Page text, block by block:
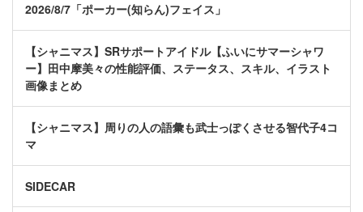
2026/8/7「ポーカー(知らん)フェイス」
【シャニマス】SRサポートアイドル【ふいにサマーシャワ
ー】田中摩美々の性能評価、ステータス、スキル、イラスト
画像まとめ
【シャニマス】周りの人の語彙も武士っぽくさせる智代子4コ
マ
SIDECAR